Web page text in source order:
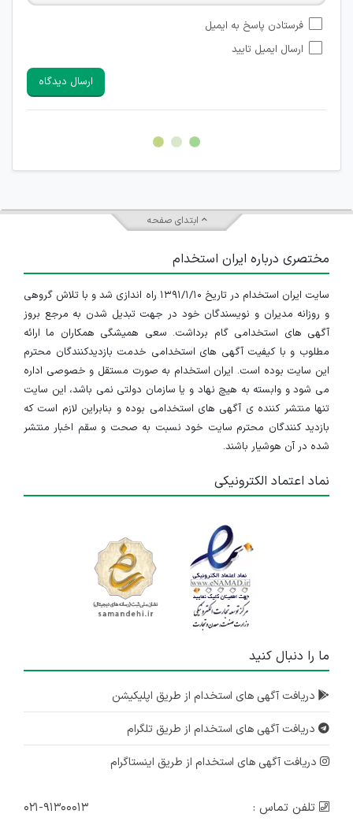
شبکه های مجازی ارتباطی می باشند وجود ندارد.
امکان تأیید نظرات کاربرانی که به هر طریقی قصد مأیوس کردن
هرگونه تحریک، تحقیر و کنایه به سایر افراد (مسئول و غیر مسئول)
غیر مجاز می باشد.
امکان هماهنگی برای هرگونه ملاقات حضوری چه به صورت دسته
فرستادن پاسخ به ایمیل
ارسال ایمیل تایید
ارسال دیدگاه
ابتدای صفحه
مختصری درباره ایران استخدام
سایت ایران استخدام در تاریخ ۱۳۹۱/۱/۱۰ راه اندازی شد و با تلاش گروهی
و روزانه مدیران و نویسندگان خود در جهت تبدیل شدن به مرجع بروز
آگهی های استخدامی گام برداشت. سعی همیشگی همکاران ما ارائه
مطلوب و با کیفیت آگهی های استخدامی خدمت بازدیدکنندگان محترم
این سایت بوده است. ایران استخدام به صورت مستقل و خصوصی اداره
می شود و وابسته به هیچ نهاد و یا سازمان دولتی نمی باشد، این سایت
تنها منتشر کننده ی آگهی های استخدامی بوده و بنابراین لازم است که
بازدید کنندگان محترم سایت خود نسبت به صحت و سقم اخبار منتشر
شده در آن هوشیار باشند.
نماد اعتماد الکترونیکی
ما را دنبال کنید
دریافت آگهی های استخدام از طریق اپلیکیشن
دریافت آگهی های استخدام از طریق تلگرام
دریافت آگهی های استخدام از طریق اینستاگرام
تلفن تماس :
۰۲۱-۹۱۳۰۰۰۱۳